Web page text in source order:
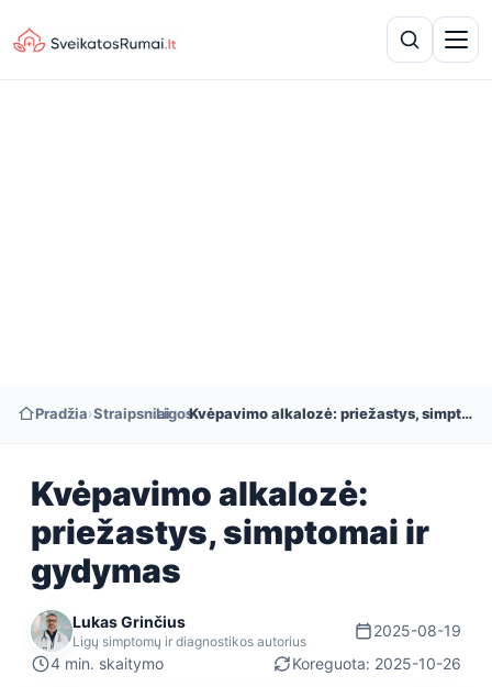
Pradžia›Straipsniai
›Ligos
› Kvėpavimo alkalozė: priežastys, simptomai ir gydymas
Kvėpavimo alkalozė:
priežastys, simptomai ir
gydymas
Lukas Grinčius
Ligų simptomų ir diagnostikos autorius
2025-08-19
4 min. skaitymo
Koreguota: 2025-10-26